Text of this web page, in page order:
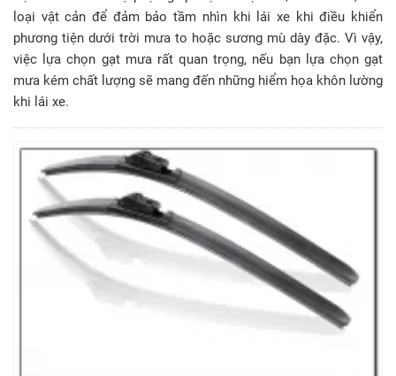
loại vật cản để đảm bảo tầm nhìn khi lái xe khi điều khiển
phương tiện dưới trời mưa to hoặc sương mù dày đặc. Vì vậy,
việc lựa chọn gạt mưa rất quan trọng, nếu bạn lựa chọn gạt
mưa kém chất lượng sẽ mang đến những hiểm họa khôn lường
khi lái xe.